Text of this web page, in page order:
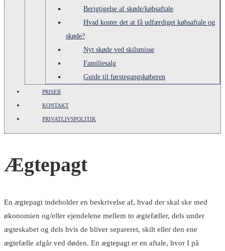
Berigtigelse af skøde/købsaftale
Hvad koster det at få udfærdiget købsaftale og
skøde?
Nyt skøde ved skilsmisse
Familiesalg
Guide til førstegangskøberen
PRISER
KONTAKT
PRIVATLIVSPOLITIK
Ægtepagt
En ægtepagt indeholder en beskrivelse af, hvad der skal ske med
økonomien og/eller ejendelene mellem to ægtefæller, dels under
ægteskabet og dels hvis de bliver separeret, skilt eller den ene
ægtefælle afgår ved døden. En ægtepagt er en aftale, hvor I på